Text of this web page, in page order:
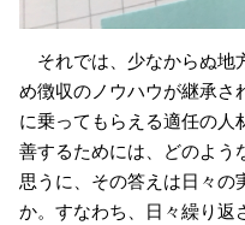
それでは、少なからぬ地
め徴収のノウハウが継承さ
に乗ってもらえる適任の人
善するためには、どのよう
思うに、その答えは日々の
か。すなわち、日々繰り返